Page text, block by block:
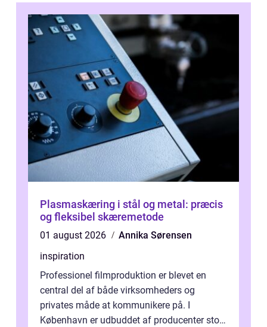
Plasmaskæring i stål og metal: præcis
og fleksibel skæremetode
01 august 2026
Annika Sørensen
inspiration
Professionel filmproduktion er blevet en
central del af både virksomheders og
privates måde at kommunikere på. I
København er udbuddet af producenter stort,